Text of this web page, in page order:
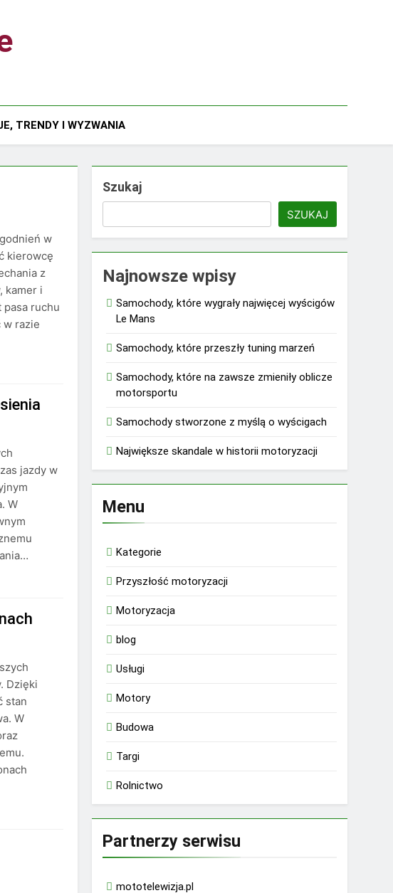
TRENDY I WYZWANIA
w
kierowcę
z
kamer i
ruchu
w razie
jazdy w
W
Dzięki
stan
W
Szukaj
SZUKAJ
Najnowsze wpisy
Samochody, które wygrały najwięcej wyścigów
Le Mans
Samochody, które przeszły tuning marzeń
Samochody, które na zawsze zmieniły oblicze
motorsportu
Samochody stworzone z myślą o wyścigach
Największe skandale w historii motoryzacji
Menu
Kategorie
Przyszłość motoryzacji
Motoryzacja
blog
Usługi
Motory
Budowa
Targi
Rolnictwo
Partnerzy serwisu
mototelewizja.pl